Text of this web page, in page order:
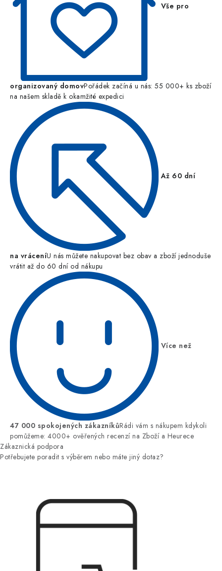
Vše pro
organizovaný domovPořádek začíná u nás: 55 000+ ks zboží
na našem skladě k okamžité expedici
Až 60 dní
na vráceníU nás můžete nakupovat bez obav a zboží jednoduše
vrátit až do 60 dní od nákupu
Více než
47 000 spokojených zákazníkůRádi vám s nákupem kdykoli
pomůžeme: 4000+ ověřených recenzí na Zboží a Heurece
Zákaznická podpora
Potřebujete poradit s výběrem nebo máte jiný dotaz?